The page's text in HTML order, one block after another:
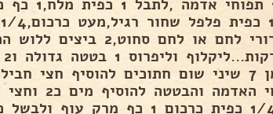
כפות פירורי לחם או
כפות שמן 7 שיני שום חתוכים להוסיף
את תפוחי